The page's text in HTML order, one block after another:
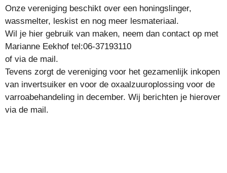
Onze vereniging beschikt over een honingslinger,
wassmelter, leskist en nog meer lesmateriaal.
Wil je hier gebruik van maken, neem dan contact op met
Marianne Eekhof tel:06-37193110
of via de mail.
Tevens zorgt de vereniging voor het gezamenlijk inkopen
van invertsuiker en voor de oxaalzuuroplossing voor de
varroabehandeling in december. Wij berichten je hierover
via de mail.